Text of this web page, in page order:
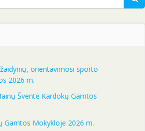
orientavimosi sporto
2026 m.
Šventė Kardokų Gamtos
Gamtos Mokykloje 2026 m.